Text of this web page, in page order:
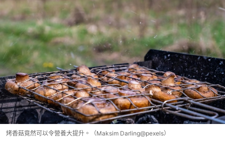
烤香菇竟然可以令營養大提升。（Maksim Darling@pexels）